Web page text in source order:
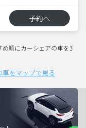
予約へ
順にカーシェアの車を3
をマップで見る